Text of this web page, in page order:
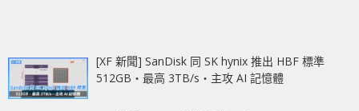
[XF 新聞] SanDisk 同 SK hynix 推出 HBF 標準
512GB‧最高 3TB/s‧主攻 AI 記憶體